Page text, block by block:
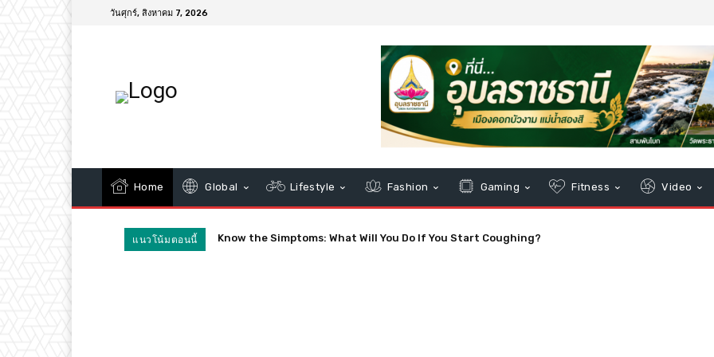
วันศุกร์, สิงหาคม 7, 2026
Home Global Lifestyle Fashion Gaming Fitness Video
แนวโน้มตอนนี้ Quarantines Spark Confusion and Worries About Precedent